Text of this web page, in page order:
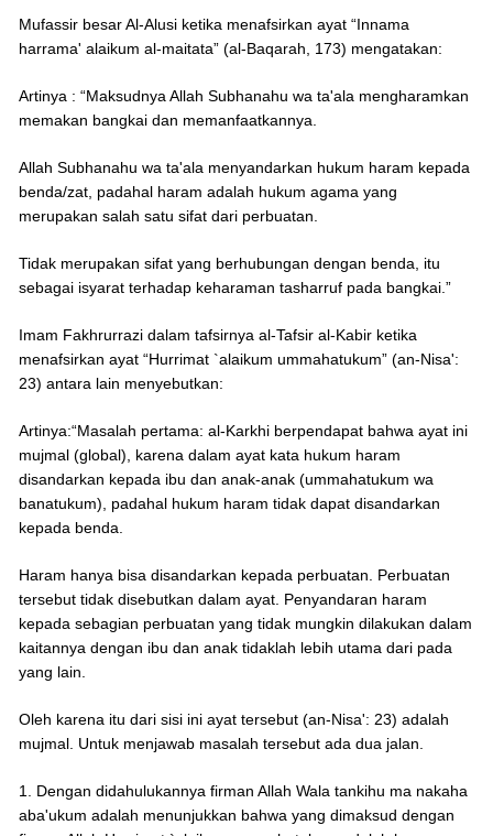
Mufassir besar Al-Alusi ketika menafsirkan ayat “Innama
harrama' alaikum al-maitata” (al-Baqarah, 173) mengatakan:
Artinya : “Maksudnya Allah Subhanahu wa ta'ala mengharamkan
memakan bangkai dan memanfaatkannya.
Allah Subhanahu wa ta'ala menyandarkan hukum haram kepada
benda/zat, padahal haram adalah hukum agama yang
merupakan salah satu sifat dari perbuatan.
Tidak merupakan sifat yang berhubungan dengan benda, itu
sebagai isyarat terhadap keharaman tasharruf pada bangkai.”
Imam Fakhrurrazi dalam tafsirnya al-Tafsir al-Kabir ketika
menafsirkan ayat “Hurrimat `alaikum ummahatukum” (an-Nisa':
23) antara lain menyebutkan:
Artinya:“Masalah pertama: al-Karkhi berpendapat bahwa ayat ini
mujmal (global), karena dalam ayat kata hukum haram
disandarkan kepada ibu dan anak-anak (ummahatukum wa
banatukum), padahal hukum haram tidak dapat disandarkan
kepada benda.
Haram hanya bisa disandarkan kepada perbuatan. Perbuatan
tersebut tidak disebutkan dalam ayat. Penyandaran haram
kepada sebagian perbuatan yang tidak mungkin dilakukan dalam
kaitannya dengan ibu dan anak tidaklah lebih utama dari pada
yang lain.
Oleh karena itu dari sisi ini ayat tersebut (an-Nisa': 23) adalah
mujmal. Untuk menjawab masalah tersebut ada dua jalan.
1. Dengan didahulukannya firman Allah Wala tankihu ma nakaha
aba'ukum adalah menunjukkan bahwa yang dimaksud dengan